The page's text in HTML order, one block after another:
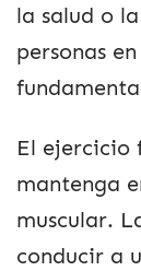
la salud o
personas
El ejercicio
mantenga
muscular.
conducir a